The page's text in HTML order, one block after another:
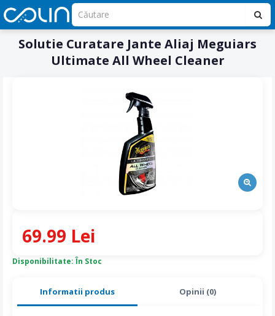
Solutie Curatare Jante Aliaj Meguiars
Ultimate All Wheel Cleaner
Informatii produs Opinii (0)
Disponibilitate: În Stoc
69.99 Lei